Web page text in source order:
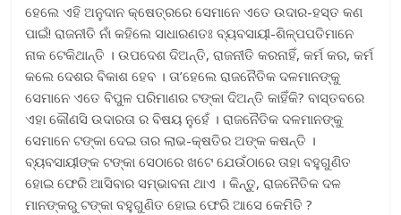
ହେଲେ ଏହି ଅନୁଦାନ କ୍ଷେତ୍ରରେ ସେମାନେ ଏତେ ଉଦାର-ହସ୍ତ କଣ
ପାଇଁ! ରାଜନୀତି ନାଁ କହିଲେ ସାଧାରଣତଃ ବ୍ୟବସାୟୀ-ଶିଳ୍ପପତିମାନେ
ନାକ ଟେକିଥାନ୍ତି । ଉପଦେଶ ଦିଅନ୍ତି, ରାଜନୀତି କରନାହିଁ, କର୍ମ କର, କର୍ମ
କଲେ ଦେଶର ବିକାଶ ହେବ । ତା’ହେଲେ ରାଜନୈତିକ ଦଳମାନଙ୍କୁ
ସେମାନେ ଏତେ ବିପୁଳ ପରିମାଣର ଟଙ୍କା ଦିଅନ୍ତି କାହିଁକି? ବାସ୍ତବରେ
ଏହା କୌଣସି ଉଦାରତା ର ବିଷୟ ନୁହେଁ । ରାଜନୈତିକ ଦଳମାନଙ୍କୁ
ସେମାନେ ଟଙ୍କା ଦେଇ ତାର ଲାଭ-କ୍ଷତିର ଅଙ୍କ କଷନ୍ତି ।
ବ୍ୟବସାୟୀଙ୍କ ଟଙ୍କା ସେଠାରେ ଖଟେ ଯେଉଁଠାରେ ତାହା ବହୁଗୁଣିତ
ହୋଇ ଫେରି ଆସିବାର ସମ୍ଭାବନା ଥାଏ । କିନ୍ତୁ, ରାଜନୈତିକ ଦଳ
ମାନଙ୍କରୁ ଟଙ୍କା ବହୁଗୁଣିତ ହୋଇ ଫେରି ଆସେ କେମିତି ?